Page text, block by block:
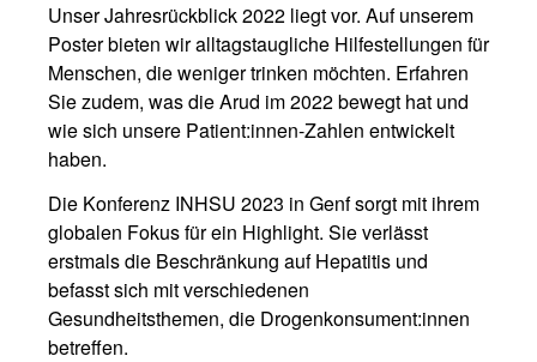
Unser Jahresrückblick 2022 liegt vor. Auf unserem
Poster bieten wir alltagstaugliche Hilfestellungen für
Menschen, die weniger trinken möchten. Erfahren
Sie zudem, was die Arud im 2022 bewegt hat und
wie sich unsere Patient:innen-Zahlen entwickelt
haben.
Die Konferenz INHSU 2023 in Genf sorgt mit ihrem
globalen Fokus für ein Highlight. Sie verlässt
erstmals die Beschränkung auf Hepatitis und
befasst sich mit verschiedenen
Gesundheitsthemen, die Drogenkonsument:innen
betreffen.